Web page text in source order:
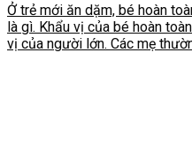
Ở trẻ mới ăn dặm, bé hoàn
là gì. Khẩu vị của bé hoàn
vị của người lớn. Các mẹ